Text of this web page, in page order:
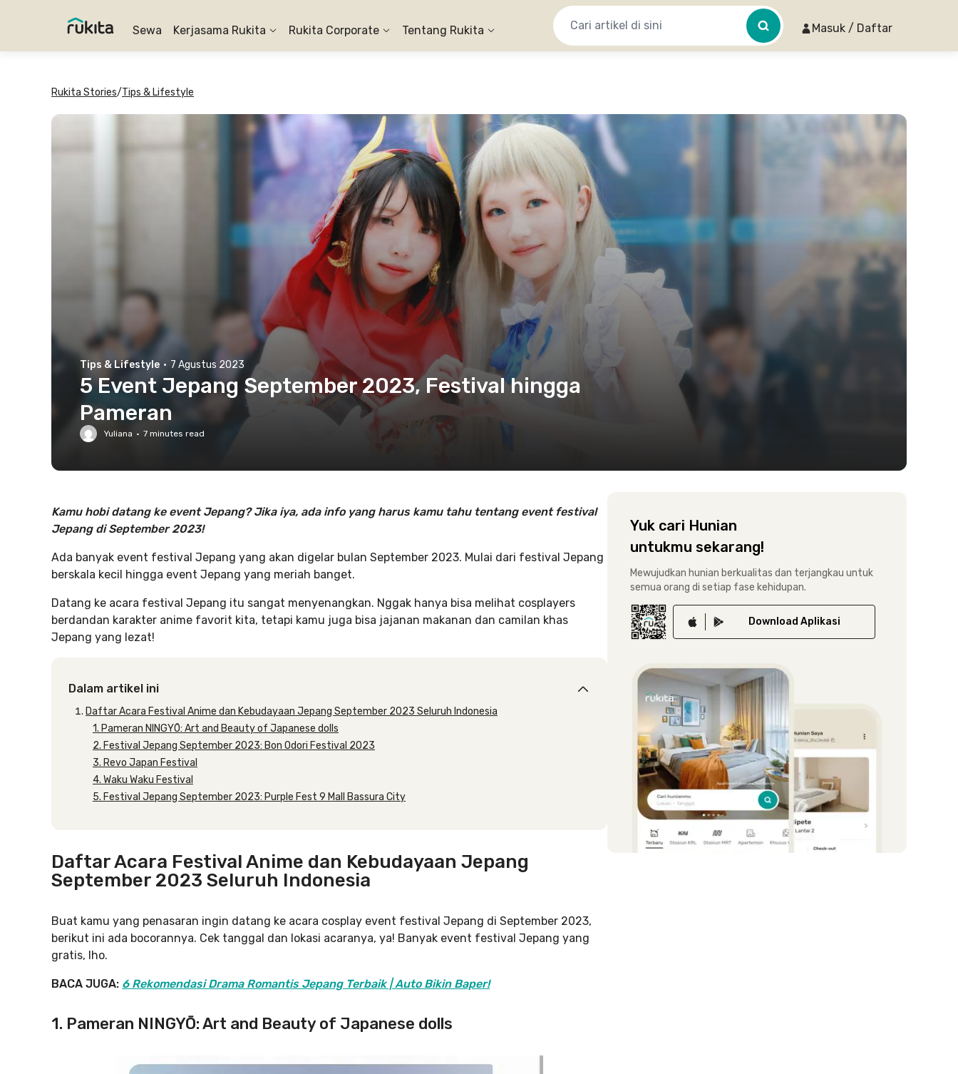
Sewa Kerjasama Rukita Rukita Corporate Tentang Rukita Masuk / Daftar
Rukita Stories/Tips & Lifestyle
Tips & Lifestyle · 7 Agustus 2023
5 Event Jepang September 2023, Festival hingga
Pameran
Yuliana · 7 minutes read
Kamu hobi datang ke event Jepang? Jika iya, ada info yang harus kamu tahu tentang event festival
Jepang di September 2023!
Ada banyak event festival Jepang yang akan digelar bulan September 2023. Mulai dari festival Jepang
berskala kecil hingga event Jepang yang meriah banget.
Datang ke acara festival Jepang itu sangat menyenangkan. Nggak hanya bisa melihat cosplayers
berdandan karakter anime favorit kita, tetapi kamu juga bisa jajanan makanan dan camilan khas
Jepang yang lezat!
Dalam artikel ini
Daftar Acara Festival Anime dan Kebudayaan Jepang September 2023 Seluruh Indonesia
1. Pameran NINGYŌ: Art and Beauty of Japanese dolls
2. Festival Jepang September 2023: Bon Odori Festival 2023
3. Revo Japan Festival
4. Waku Waku Festival
5. Festival Jepang September 2023: Purple Fest 9 Mall Bassura City
Daftar Acara Festival Anime dan Kebudayaan Jepang
September 2023 Seluruh Indonesia
Buat kamu yang penasaran ingin datang ke acara cosplay event festival Jepang di September 2023,
berikut ini ada bocorannya. Cek tanggal dan lokasi acaranya, ya! Banyak event festival Jepang yang
gratis, lho.
BACA JUGA: 6 Rekomendasi Drama Romantis Jepang Terbaik | Auto Bikin Baper!
1. Pameran NINGYŌ: Art and Beauty of Japanese dolls
Yuk cari Hunian
untukmu sekarang!
Mewujudkan hunian berkualitas dan terjangkau untuk
semua orang di setiap fase kehidupan.
Download Aplikasi